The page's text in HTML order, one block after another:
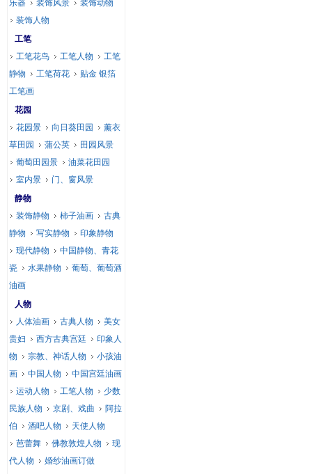
乐器 装饰风景
装饰动物
装饰人物
工笔
工笔花鸟
工笔人物
工笔
静物
工笔荷花
贴金 银箔
工笔画
花园
花园景
向日葵田园
薰衣
草田园
蒲公英
田园风景
葡萄田园景
油菜花田园
室内景
门、窗风景
静物
装饰静物
柿子油画
古典
静物
写实静物
印象静物
现代静物
中国静物、青花
瓷
水果静物
葡萄、葡萄酒
油画
人物
人体油画
古典人物
美女
贵妇
西方古典宫廷
印象人
物
宗教、神话人物
小孩油
画
中国人物
中国宫廷油画
运动人物
工笔人物
少数
民族人物
京剧、戏曲
阿拉
伯
酒吧人物
天使人物
芭蕾舞
佛教敦煌人物
现
代人物
婚纱油画订做